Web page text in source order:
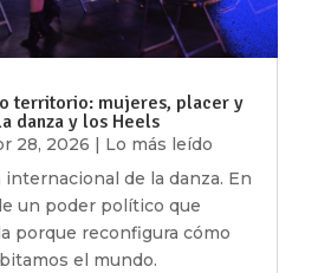
territorio: mujeres, placer y
danza y los Heels
28, 2026 | Lo más leído
internacional de la danza. En
un poder político que
porque reconfigura cómo
el mundo.